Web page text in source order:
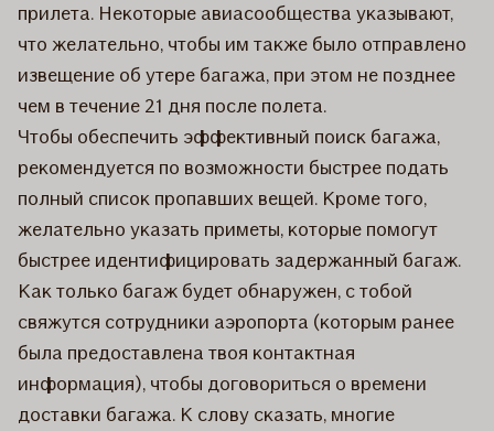
прилета. Некоторые авиасообщества указывают,
что желательно, чтобы им также было отправлено
извещение об утере багажа, при этом не позднее
чем в течение 21 дня после полета.
Чтобы обеспечить эффективный поиск багажа,
рекомендуется по возможности быстрее подать
полный список пропавших вещей. Кроме того,
желательно указать приметы, которые помогут
быстрее идентифицировать задержанный багаж.
Как только багаж будет обнаружен, с тобой
свяжутся сотрудники аэропорта (которым ранее
была предоставлена твоя контактная
информация), чтобы договориться о времени
доставки багажа. К слову сказать, многие